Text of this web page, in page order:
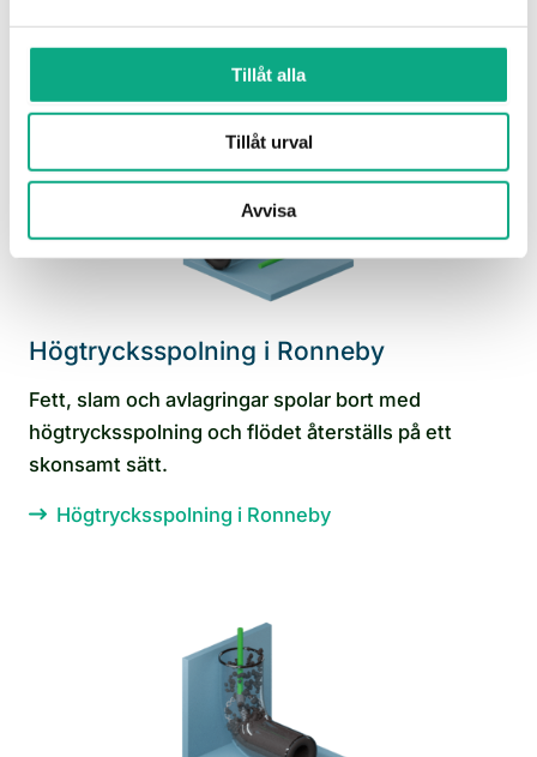
Tillåt alla
Tillåt urval
Avvisa
Högtrycksspolning i Ronneby
Fett, slam och avlagringar spolar bort med
högtrycksspolning och flödet återställs på ett
skonsamt sätt.
Högtrycksspolning i Ronneby